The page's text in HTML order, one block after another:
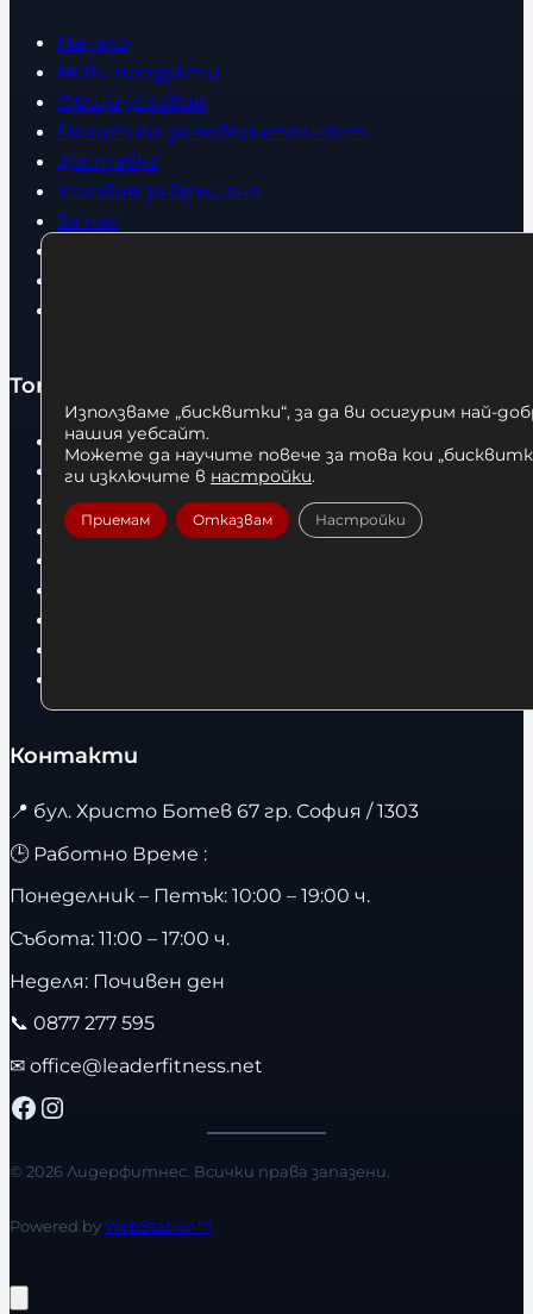
Начало
Нови продукти
Общи условия
Политика за поверителност
Доставка
Условия за връщане
За нас
Топ категории
Бокс
Боксови чували
Боксови ръкавици
Дрехи
Контакти
📍 бул. Христо Ботев 67 гр. София / 1303
🕒 Работно Време :
Понеделник – Петък: 10:00 – 19:00 ч.
Събота: 11:00 – 17:00 ч.
Неделя: Почивен ден
📞 0877 277 595
✉ office@leaderfitness.net
Facebook Instagram
© 2026 Лидерфитнес. Всички права запазени.
Powered byWebStation™
Използваме „бисквитки“, за да ви осигурим най-
нашия уебсайт.
Можете да научите повече за това кои
ги изключите в настройки.
Приемам Отказвам Настройки